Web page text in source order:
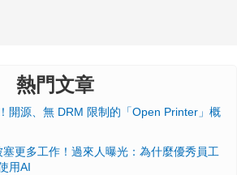
熱門文章
開源、無 DRM 限制的「Open Printer」概
更多工作！過來人曝光：為什麼優秀員工
用AI